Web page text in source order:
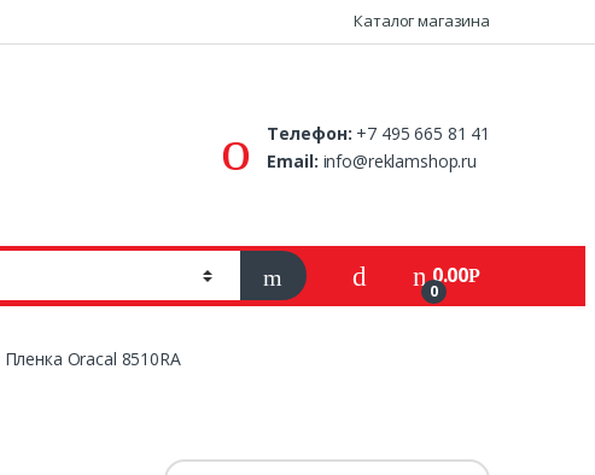
Каталог магазина
Телефон: +7 495 665 81 41
Email: info@reklamshop.ru
0
0.00Р
Пленка Oracal 8510RA